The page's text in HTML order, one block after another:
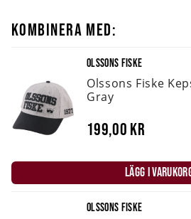
KOMBINERA MED:
OLSSONS FISKE
Olssons Fiske
Gray
199,00 kr
LÄGG I
OLSSONS FISKE